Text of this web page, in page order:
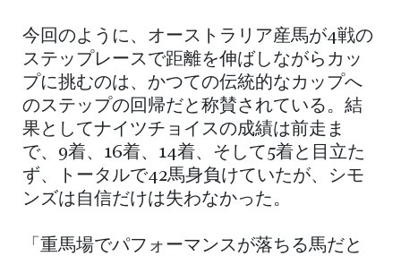
今回のように、オーストラリア産馬が4戦の
ステップレースで距離を伸ばしながらカッ
プに挑むのは、かつての伝統的なカップへ
のステップの回帰だと称賛されている。結
果としてナイツチョイスの成績は前走ま
で、9着、16着、14着、そして5着と目立た
ず、トータルで42馬身負けていたが、シモ
ンズは自信だけは失わなかった。
「重馬場でパフォーマンスが落ちる馬だと